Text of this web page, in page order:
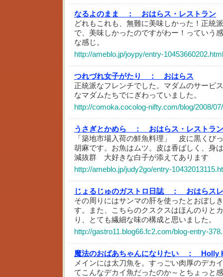
なるよのまま ：
おはらス・レストラン
どれもこれも、無難に美味しかった！正統
で、美味しかったのですがわー！っていう
な感じ。
http://ameblo.jp/joypy/entry-10453660202.html
つれづれ女子がたり ：
おはらス
正統派なフレンチでした。マダムのサービ
なマダムたちでにぎわっていました。
http://comoka.cocolog-nifty.com/blog/2008/
うさぎとかめら ：
おはらス・レストラ
「築地市場入荷の鮮魚料理」 皮に黒くび
胡麻です。お魚はムツ。皮は香ばしく、身
減抜群 大好きな白子が添えてあります
http://ameblo.jp/judy2go/entry-
じょるじゅのガストロ日誌 ：
おはらス
その周りにはサンマの肝を使ったとおぼし
す。また、こちらのクスクスはほんのりと
り、とても繊細な味の構成と思いました。
http://gastro11.blog66.fc2.com/blog-entry-
魔法のおばあちゃんになりたい ：
Holly
メインには太刀魚を。すっごい肉厚のデカ
てこんなデカイ魚だったのか～とちょっと